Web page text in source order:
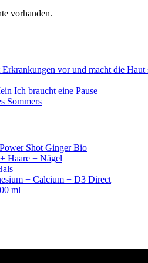
vorhanden.
Erkrankungen vor und macht die Haut
Ich braucht eine Pause
Sommers
Shot Ginger Bio
Haare + Nägel
+ Calcium + D3 Direct
ml